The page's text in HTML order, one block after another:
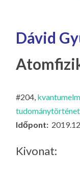
Dávid
#204,
tudománytörténet
Időpont:
Kivonat: